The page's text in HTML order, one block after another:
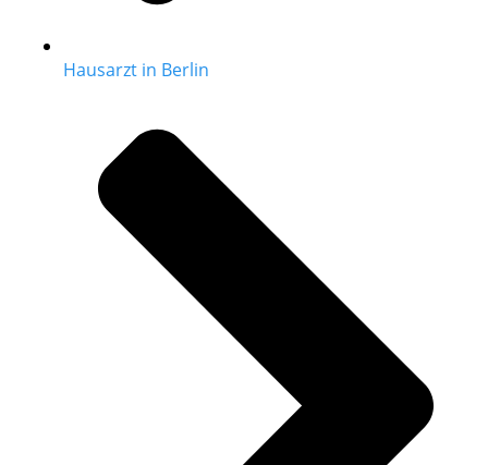
Hausarzt in Berlin